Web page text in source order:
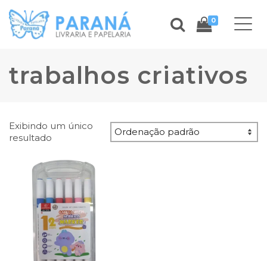
0
trabalhos criativos
Exibindo um único
resultado